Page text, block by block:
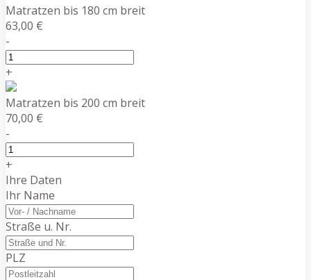
Matratzen bis 180 cm breit
63,00 €
-
+
Matratzen bis 200 cm breit
70,00 €
-
+
Ihre Daten
Ihr Name
Straße u. Nr.
PLZ